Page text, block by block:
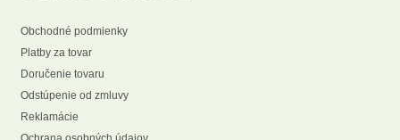
Obchodné podmienky
Platby za tovar
Doručenie tovaru
Odstúpenie od zmluvy
Reklamácie